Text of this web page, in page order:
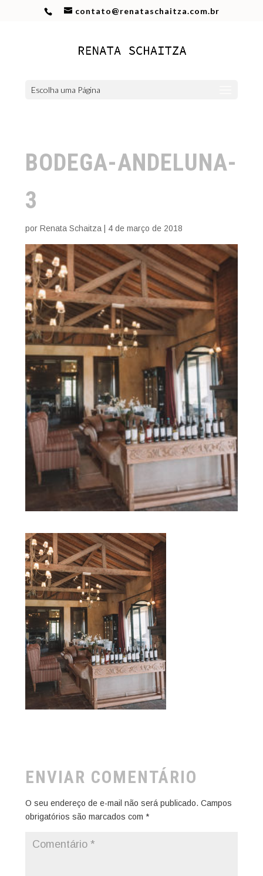
contato@renataschaitza.com.br
Escolha uma Página
BODEGA-ANDELUNA-
3
por Renata Schaitza| 4 de março de 2018
ENVIAR COMENTÁRIO
O seu endereço de e-mail não será publicado. Campos
obrigatórios são marcados com *